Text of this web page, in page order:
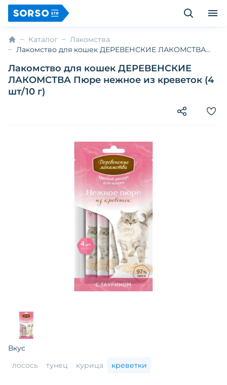
Каталог
Лакомства
Лакомство для кошек ДЕРЕВЕНСКИЕ ЛАКОМСТВА
Лакомство для кошек ДЕРЕВЕНСКИЕ
ЛАКОМСТВА Пюре нежное из креветок (4
шт/10 г)
Вкус
лосось
тунец курица креветки